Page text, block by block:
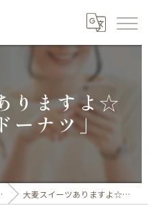
りますよ☆
ーナツ」
大麦スイーツありますよ☆「大麦焼きドーナツ」